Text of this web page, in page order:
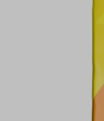
Trailrunshop